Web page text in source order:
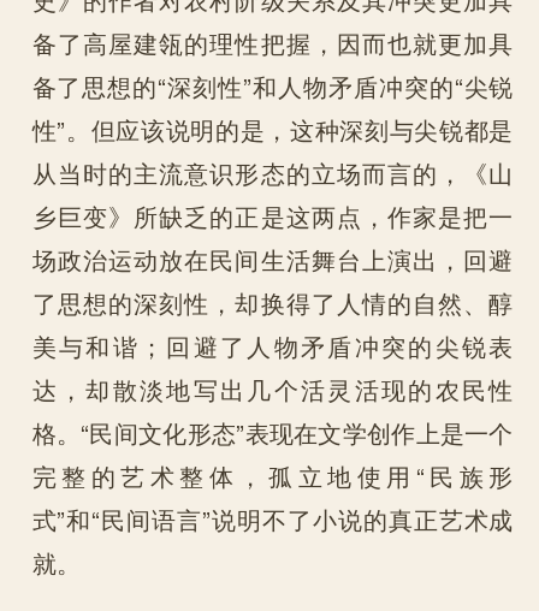
备了高屋建瓴的理性把握，因而也就更加具
备了思想的“深刻性”和人物矛盾冲突的“尖锐
性”。但应该说明的是，这种深刻与尖锐都是
从当时的主流意识形态的立场而言的，《山
乡巨变》所缺乏的正是这两点，作家是把一
场政治运动放在民间生活舞台上演出，回避
了思想的深刻性，却换得了人情的自然、醇
美与和谐；回避了人物矛盾冲突的尖锐表
达，却散淡地写出几个活灵活现的农民性
格。“民间文化形态”表现在文学创作上是一个
完整的艺术整体，孤立地使用“民族形
式”和“民间语言”说明不了小说的真正艺术成
就。